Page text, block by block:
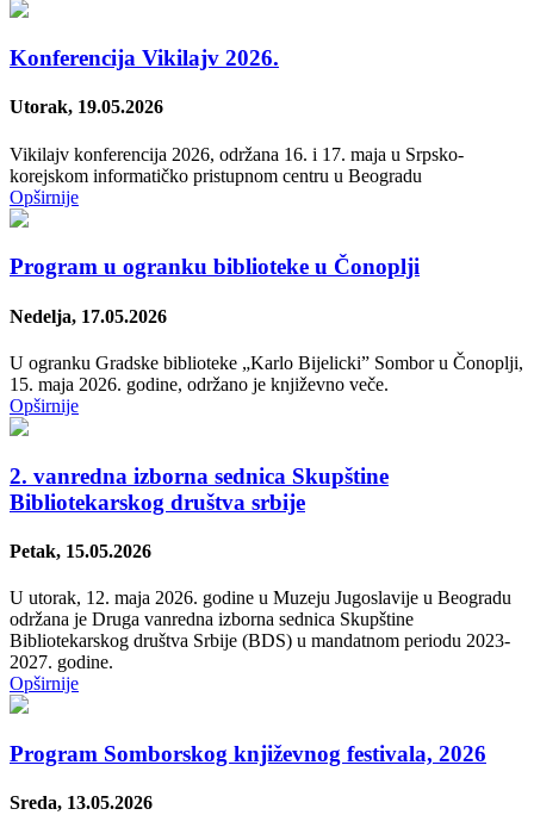
Konferencija Vikilajv 2026.
Utorak, 19.05.2026
Vikilajv konferencija 2026, održana 16. i 17. maja u Srpsko-
korejskom informatičko pristupnom centru u Beogradu
Opširnije
Program u ogranku biblioteke u Čonoplji
Nedelja, 17.05.2026
U ogranku Gradske biblioteke „Karlo Bijelicki” Sombor u Čonoplјi,
15. maja 2026. godine, održano je književno veče.
Opširnije
2. vanredna izborna sednica Skupštine
Bibliotekarskog društva srbije
Petak, 15.05.2026
U utorak, 12. maja 2026. godine u Muzeju Jugoslavije u Beogradu
održana je Druga vanredna izborna sednica Skupštine
Bibliotekarskog društva Srbije (BDS) u mandatnom periodu 2023-
2027. godine.
Opširnije
Program Somborskog književnog festivala, 2026
Sreda, 13.05.2026